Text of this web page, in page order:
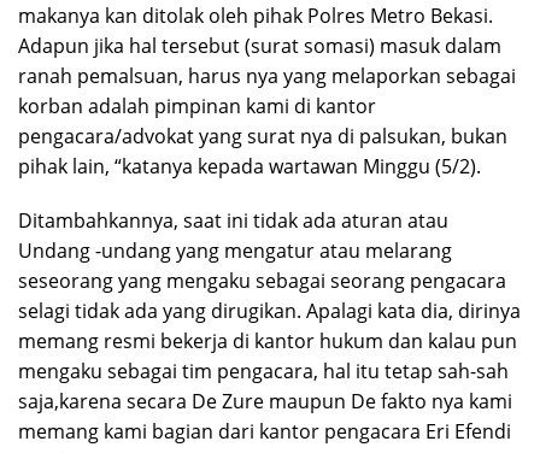
makanya kan ditolak oleh pihak Polres Metro Bekasi.
Adapun jika hal tersebut (surat somasi) masuk dalam
ranah pemalsuan, harus nya yang melaporkan sebagai
korban adalah pimpinan kami di kantor
pengacara/advokat yang surat nya di palsukan, bukan
pihak lain, “katanya kepada wartawan Minggu (5/2).
Ditambahkannya, saat ini tidak ada aturan atau
Undang -undang yang mengatur atau melarang
seseorang yang mengaku sebagai seorang pengacara
selagi tidak ada yang dirugikan. Apalagi kata dia, dirinya
memang resmi bekerja di kantor hukum dan kalau pun
mengaku sebagai tim pengacara, hal itu tetap sah-sah
saja,karena secara De Zure maupun De fakto nya kami
memang kami bagian dari kantor pengacara Eri Efendi